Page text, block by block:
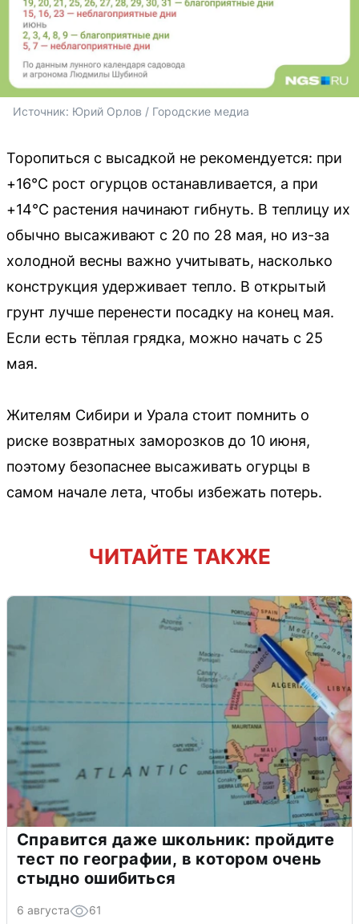
Источник: Юрий Орлов / Городские медиа
Торопиться с высадкой не рекомендуется: при
+16°C рост огурцов останавливается, а при
+14°C растения начинают гибнуть. В теплицу их
обычно высаживают с 20 по 28 мая, но из-за
холодной весны важно учитывать, насколько
конструкция удерживает тепло. В открытый
грунт лучше перенести посадку на конец мая.
Если есть тёплая грядка, можно начать с 25
мая.
Жителям Сибири и Урала стоит помнить о
риске возвратных заморозков до 10 июня,
поэтому безопаснее высаживать огурцы в
самом начале лета, чтобы избежать потерь.
ЧИТАЙТЕ ТАКЖЕ
Справится даже школьник: пройдите
тест по географии, в котором очень
стыдно ошибиться
6 августа 61